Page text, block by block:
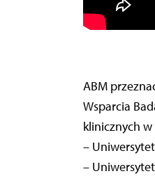
ABM
Wsparcia
klinicznych w
–
–